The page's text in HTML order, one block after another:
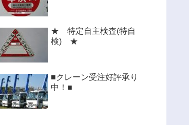
★ 特定自主検査(特自
検) ★
■クレーン受注好評承り
中！■